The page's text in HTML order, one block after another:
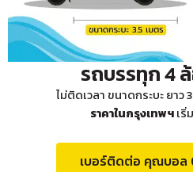
รถบรรทุก 4
ไม่ติดเวลา ขนาดกระบะ ยาว
ราคาในกรุงเทพฯเริ่
เบอร์ติดต่อ คุณบอล